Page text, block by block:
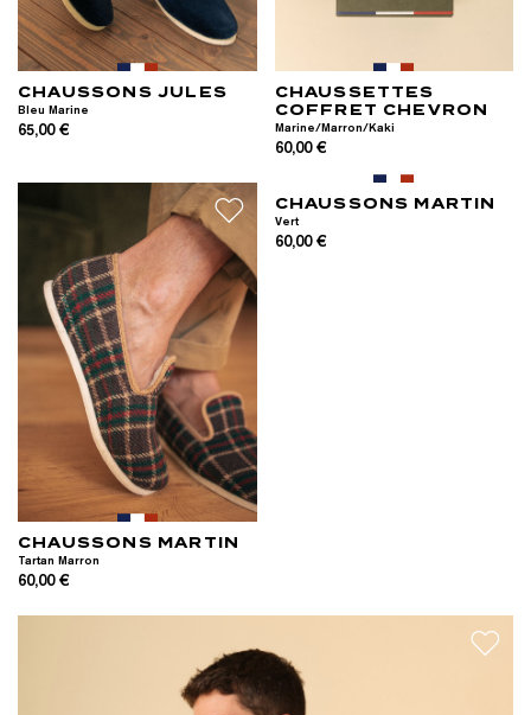
CHAUSSONS JULES
Bleu Marine
65,00 €
CHAUSSETTES
COFFRET CHEVRON
Marine/Marron/Kaki
60,00 €
CHAUSSONS MARTIN
Tartan Marron
60,00 €
CHAUSSONS MARTIN
Vert
60,00 €